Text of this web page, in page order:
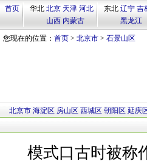
首页 华北 北京 天津 河北
山西 内蒙古
东北 辽宁 吉
黑龙江
您现在的位置： 首页 > 北京市 > 石景山区
北京市 海淀区 房山区 西城区 朝阳区 延庆
模式口古时被称